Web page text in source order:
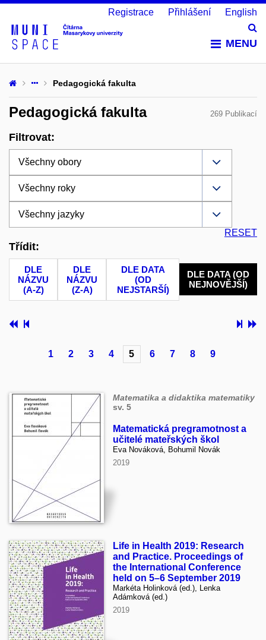
MENU
Registrace Přihlášení English
Pedagogická fakulta
269 Publikací
Pedagogická fakulta
Filtrovat:
RESET
Třídit:
DLE
NÁZVU
(A-Z)
DLE
NÁZVU
(Z-A)
DLE DATA
(OD
NEJSTARŠÍ)
DLE DATA (OD
NEJNOVĚJŠÍ)
1 2 3 4 5 6 7 8 9
Matematika a didaktika matematiky
sv. 5
Matematická pregramotnost a
učitelé mateřských škol
Eva Nováková, Bohumil Novák
2019
Life in Health 2019: Research
and Practice. Proceedings of
the International Conference
held on 5–6 September 2019
Markéta Holinková (ed.), Lenka
Adámková (ed.)
2019